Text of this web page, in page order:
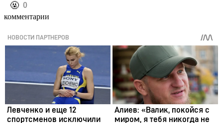
️🤬 0
комментарии